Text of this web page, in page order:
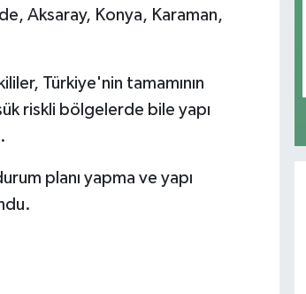
Aksaray, Konya, Karaman,
Türkiye'nin tamamının
riskli bölgelerde bile yapı
planı yapma ve yapı